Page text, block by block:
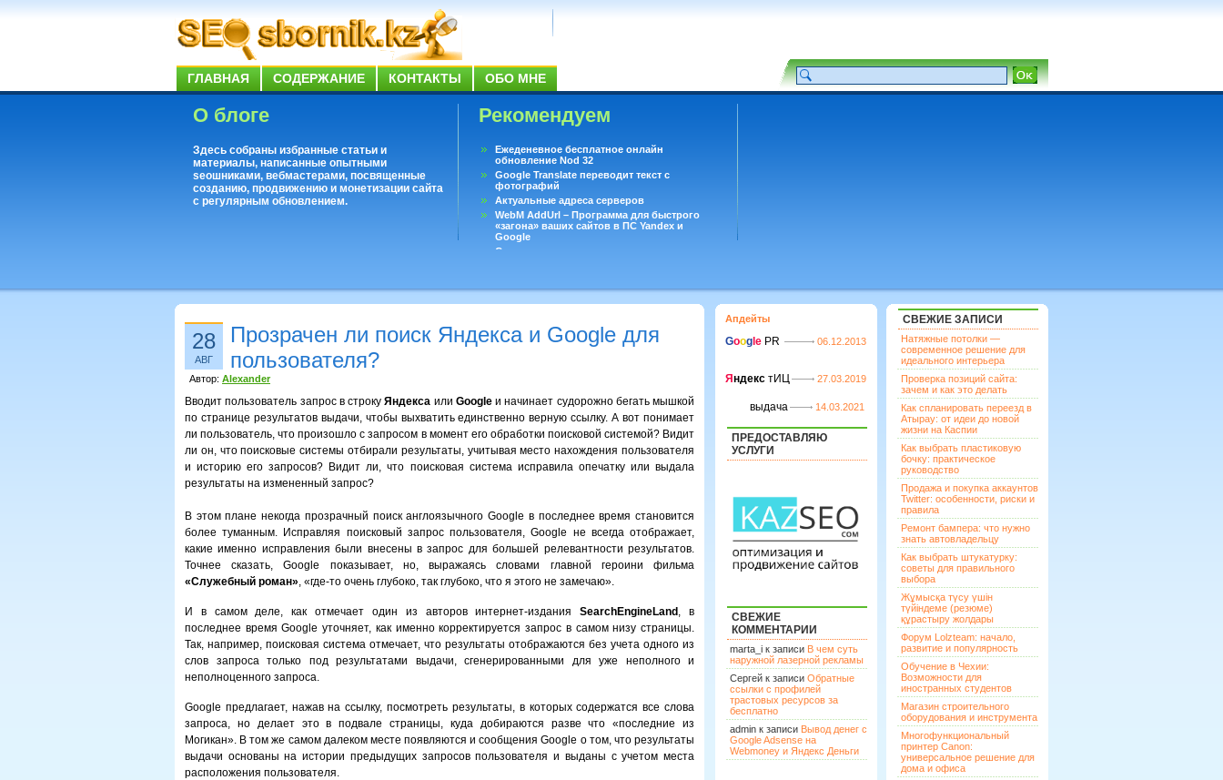
ГЛАВНАЯ СОДЕРЖАНИЕ КОНТАКТЫ ОБО МНЕ
О блоге
Здесь собраны избранные статьи и
материалы, написанные опытными
seoшниками, вебмастерами, посвященные
созданию, продвижению и монетизации сайта
с регулярным обновлением.
Рекомендуем
Ежеденевное бесплатное онлайн
обновление Nod 32
Google Translate переводит текст с
фотографий
Актуальные адреса серверов
WebM AddUrl – Программа для быстрого
«загона» ваших сайтов в ПС Yandex и
Google
Существует вопросы, на которые не может
28
АВГ
Прозрачен ли поиск Яндекса и Google для
пользователя?
Автор: Alexander
Вводит пользователь запрос в строкуЯндекса или Googleи начинает судорожно бегать мышкой
по странице результатов выдачи, чтобы выхватить единственно верную ссылку. А вот понимает
ли пользователь, что произошло с запросом в момент его обработки поисковой системой? Видит
ли он, что поисковые системы отбирали результаты, учитывая место нахождения пользователя
и историю его запросов? Видит ли, что поисковая система исправила опечатку или выдала
результаты на измененный запрос?
В этом плане некогда прозрачный поиск англоязычного Google в последнее время становится
более туманным. Исправляя поисковый запрос пользователя, Google не всегда отображает,
какие именно исправления были внесены в запрос для большей релевантности результатов.
Точнее сказать, Google показывает, но, выражаясь словами главной героини фильма
«Служебный роман», «где-то очень глубоко, так глубоко, что я этого не замечаю».
И в самом деле, как отмечает один из авторов интернет-изданияSearchEngineLand , в
последнее время Google уточняет, как именно корректируется запрос в самом низу страницы.
Так, например, поисковая система отмечает, что результаты отображаются без учета одного из
слов запроса только под результатами выдачи, сгенерированными для уже неполного и
неполноценного запроса.
Google предлагает, нажав на ссылку, посмотреть результаты, в которых содержатся все слова
запроса, но делает это в подвале страницы, куда добираются разве что «последние из
Могикан». В том же самом далеком месте появляются и сообщения Google о том, что результаты
выдачи основаны на истории предыдущих запросов пользователя и выданы с учетом места
расположения пользователя.
Апдейты
Goog le PR 06.12.2013
Я ндекс тИЦ 27.03.2019
выдача 14.03.2021
ПРЕДОСТАВЛЯЮ
УСЛУГИ
СВЕЖИЕ
КОММЕНТАРИИ
marta_i к записи В чем суть
наружной лазерной рекламы
Сергей к записи Обратные
ссылки с профилей
трастовых ресурсов за
бесплатно
admin к записи Вывод денег с
Google Adsense на
Webmoney и Яндекс Деньги
СВЕЖИЕ ЗАПИСИ
Натяжные потолки —
современное решение для
идеального интерьера
Проверка позиций сайта:
зачем и как это делать
Как спланировать переезд в
Атырау: от идеи до новой
жизни на Каспии
Как выбрать пластиковую
бочку: практическое
руководство
Продажа и покупка аккаунтов
Twitter: особенности, риски и
правила
Ремонт бампера: что нужно
знать автовладельцу
Как выбрать штукатурку:
советы для правильного
выбора
Жұмысқа түсу үшін
түйіндеме (резюме)
құрастыру жолдары
Форум Lolzteam: начало,
развитие и популярность
Обучение в Чехии:
Возможности для
иностранных студентов
Магазин строительного
оборудования и инструмента
Многофункциональный
принтер Canon:
универсальное решение для
дома и офиса